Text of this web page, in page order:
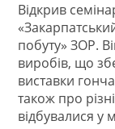
Відкрив
побуту» ЗОР.
виробів, що
виставки
також про
відбувалися у